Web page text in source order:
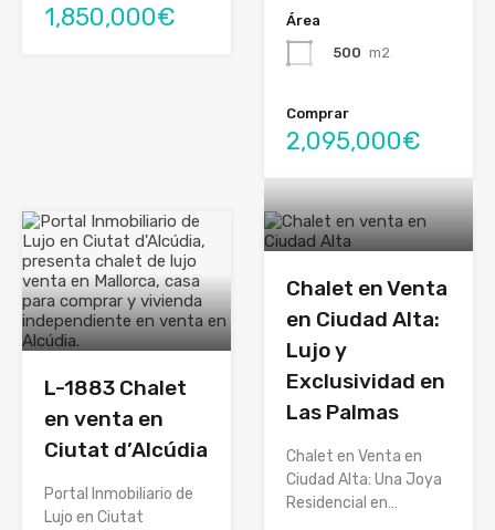
1,850,000€
Área
500 m2
Comprar
2,095,000€
L-1883 Chalet
en venta en
Ciutat d’Alcúdia
Portal Inmobiliario de
Lujo en Ciutat
Chalet en Venta
en Ciudad Alta:
Lujo y
Exclusividad en
Las Palmas
Chalet en Venta en
Ciudad Alta: Una Joya
Residencial en…